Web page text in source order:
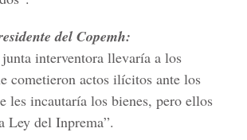
del Copemh:
interventora llevaría a los
cometieron actos ilícitos ante los
les incautaría los bienes, pero ellos
Ley del Inprema”.